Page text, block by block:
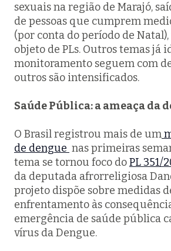
sexuais na região de Marajó,
de pessoas que cumprem
(por conta do período de
objeto de PLs. Outros temas já
monitoramento seguem com
outros são intensificados.
Saúde Pública: a ameaça da
O Brasil registrou mais de um
de dengue nas primeiras
tema se tornou foco doPL 351/
da deputada afrorreligiosa
projeto dispõe sobre medidas
enfrentamento às
emergência de saúde pública
vírus da Dengue.